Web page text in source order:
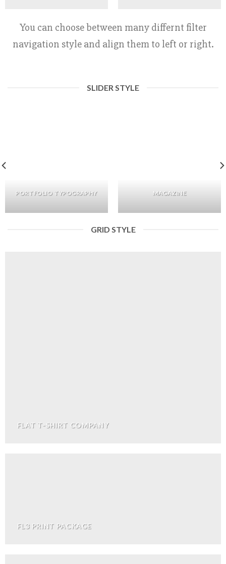
You can choose between many differnt filter
navigation style and align them to left or right.
SLIDER STYLE
PORTFOLIO TYPOGRAPHY MAGAZINE
GRID STYLE
FLAT T-SHIRT COMPANY
FL3 PRINT PACKAGE